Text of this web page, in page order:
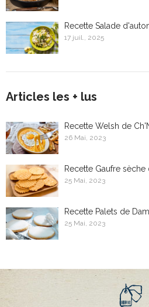
Recette Salade
17 juil., 2025
Articles les + lus
Recette Welsh de
26 Mai, 2023
Recette Gaufre sèche
25 Mai, 2023
Recette Palets de
25 Mai, 2023